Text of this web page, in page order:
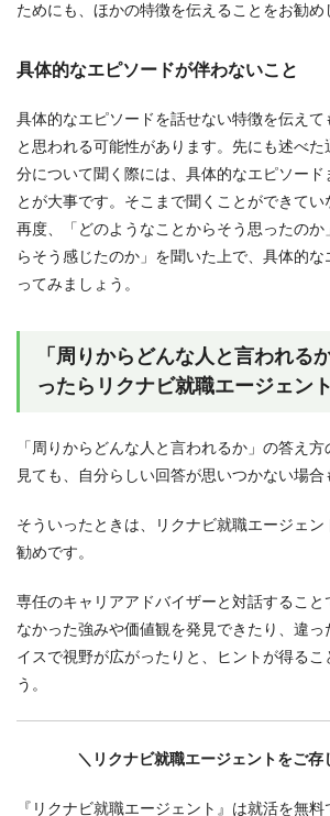
ためにも、ほかの特徴を伝えることをお勧め
具体的なエピソードが伴わないこと
具体的なエピソードを話せない特徴を伝えて
と思われる可能性があります。先にも述べた
分について聞く際には、具体的なエピソード
とが大事です。そこまで聞くことができてい
再度、「どのようなことからそう思ったの
らそう感じたのか」を聞いた上で、具体的な
ってみましょう。
「周りからどんな人と言われる
ったらリクナビ就職エージェン
「周りからどんな人と言われるか」の答え
見ても、自分らしい回答が思いつかない場合
そういったときは、リクナビ就職エージェン
勧めです。
専任のキャリアアドバイザーと対話すること
なかった強みや価値観を発見できたり、違
イスで視野が広がったりと、ヒントが得るこ
う。
＼リクナビ就職エージェントをご存
『リクナビ就職エージェント』は就活を無